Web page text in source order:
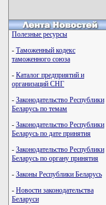
Полезные ресурсы
- Таможенный кодекс
таможенного союза
- Каталог предприятий и
организаций СНГ
- Законодательство Республики
Беларусь по темам
- Законодательство Республики
Беларусь по дате принятия
- Законодательство Республики
Беларусь по органу принятия
- Законы Республики Беларусь
- Новости законодательства
Беларуси